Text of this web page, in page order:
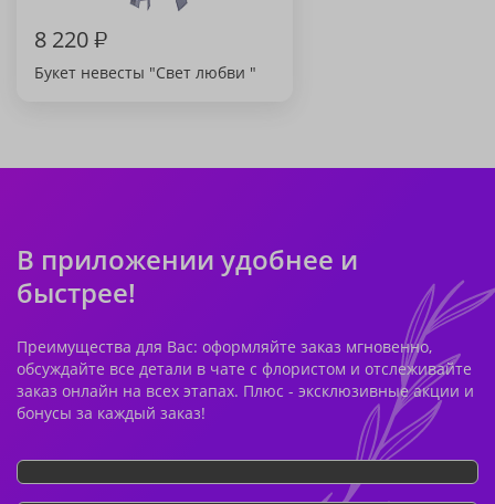
8 220₽
Букет невесты "Свет любви "
В приложении удобнее и
быстрее!
Преимущества для Вас: оформляйте заказ мгновенно,
обсуждайте все детали в чате с флористом и отслеживайте
заказ онлайн на всех этапах. Плюс - эксклюзивные акции и
бонусы за каждый заказ!